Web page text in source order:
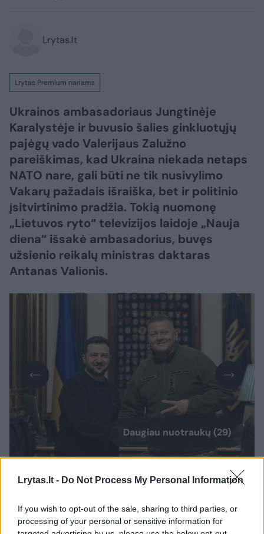
Lrytas.lt - Do Not Process My Personal Information
If you wish to opt-out of the sale, sharing to third parties, or
processing of your personal or sensitive information for
Lrytas.lt
Lrytas Premium nariams
Ukrainos ambasadoriaus Jungtinėje
Karalystėje ir buvusio šalies ginkluotųjų
pajėgų vado Valerijaus Zalužno
pareiškimas, kad Ukraina niekada netaps
NATO nare, gali būti ne tik nusivylimo
Vakarų pažadais išraiška, bet ir politinio
įsitvirtinimo pradžia. Tokią nuomonę
„Lietuvos ryto“ televizijos laidoje „Nauja
diena“ išsakė ambasadorius, buvęs
užsienio reikalų ministras daktaras
Antanas Valionis.
Daugiau nuotraukų (29)
V. Zalužnas savo interviu tvirtino jau ne vieną
prisijungimo prie Aljanso, tačiau esą jie ir liks